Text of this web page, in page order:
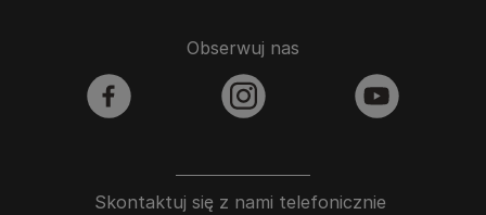
Skontaktuj się z nami telefonicznie
Obserwuj nas
facebook instagram youtube